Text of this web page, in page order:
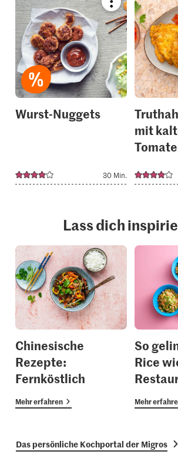
Bookmark
recipe
or
add
it
to
your
collections.
Wurst-Nuggets
30 Min.
mit
Lass dich
Chinesische
Rezepte:
Fernköstlich
Mehr erfahren
So
Rice
Mehr
Das persönliche Kochportal der Migros